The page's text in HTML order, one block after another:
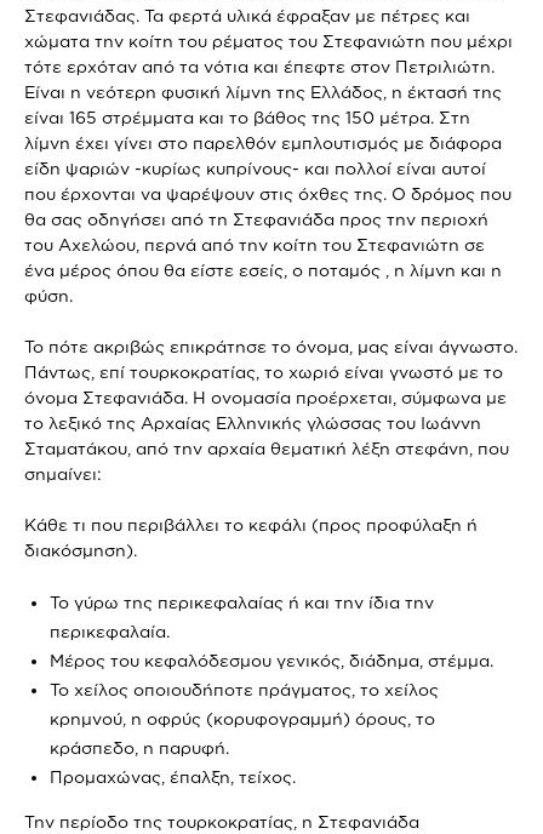
Στεφανιάδας. Τα φερτά υλικά έφραξαν με πέτρες και
χώματα την κοίτη του ρέματος του Στεφανιώτη που μέχρι
τότε ερχόταν από τα νότια και έπεφτε στον Πετριλιώτη.
Είναι η νεότερη φυσική λίμνη της Ελλάδος, η έκτασή της
είναι 165 στρέμματα και το βάθος της 150 μέτρα. Στη
λίμνη έχει γίνει στο παρελθόν εμπλουτισμός με διάφορα
είδη ψαριών -κυρίως κυπρίνους- και πολλοί είναι αυτοί
που έρχονται να ψαρέψουν στις όχθες της. Ο δρόμος που
θα σας οδηγήσει από τη Στεφανιάδα προς την περιοχή
του Αχελώου, περνά από την κοίτη του Στεφανιώτη σε
ένα μέρος όπου θα είστε εσείς, ο ποταμός , η λίμνη και η
φύση.
Το πότε ακριβώς επικράτησε το όνομα, μας είναι άγνωστο.
Πάντως, επί τουρκοκρατίας, το χωριό είναι γνωστό με το
όνομα Στεφανιάδα. Η ονομασία προέρχεται, σύμφωνα με
το λεξικό της Αρχαίας Ελληνικής γλώσσας του Ιωάννη
Σταματάκου, από την αρχαία θεματική λέξη στεφάνη, που
σημαίνει:
Κάθε τι που περιβάλλει το κεφάλι (προς προφύλαξη ή
διακόσμηση).
Το γύρω της περικεφαλαίας ή και την ίδια την
περικεφαλαία.
Μέρος του κεφαλόδεσμου γενικός, διάδημα, στέμμα.
Το χείλος οποιουδήποτε πράγματος, το χείλος
κρημνού, η οφρύς (κορυφογραμμή) όρους, το
κράσπεδο, η παρυφή.
Προμαχώνας, έπαλξη, τείχος.
Την περίοδο της τουρκοκρατίας, η Στεφανιάδα